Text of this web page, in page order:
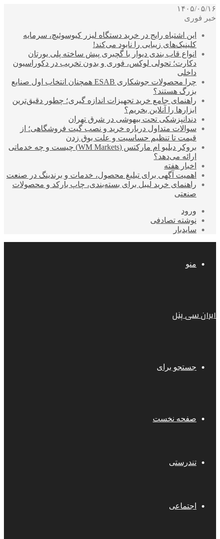
۱۴۰۵/۰۵/۱۶
خبر فوری
این اشتباه رایج در خرید دستگاه لیزر کیوسوئیچ، سرمایه
کلینیک‌های زیبایی را نابود می‌کند!
انواع قاب بندی دیوار با گچبری پیش ساخته پلی یورتان
دکارت؛ تحولی لوکس، فوری و بدون تخریب در دکوراسیون
داخلی
چرا محصولات جوشکاری ESAB همچنان انتخاب اول صنایع
بزرگ هستند؟
راهنمای جامع خرید تجهیزات اندازه گیری؛ چطور دقیق‌ترین
ابزارها را آنلاین بخریم؟
دندانپزشکی تحت بیهوشی در شرق تهران
سوالات متداول درباره خرید و نصب گیت فروشگاهی؛ از
قیمت تا تنظیم حساسیت و علت بوق زدن
بروکر دبلیو ام مارکتس (WM Markets) چیست و چه خدماتی
ارائه می‌دهد؟
اخبار هفته
اهمیت آگهی برای تبلیغ محصول، خدمات و برندینگ در صنعت
راهنمای خرید لیبل برای بسته‌بندی، چاپ بارکد و محصولات
صنعتی
ورود
نوشته تصادفی
سایدبار
منو
ایران سی پنل
جستجو برای
صفحه نخست
تندرستی
اجتماعی